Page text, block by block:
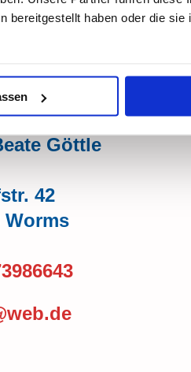
bereitgestellt haben oder die sie
Göttle
42
Worms